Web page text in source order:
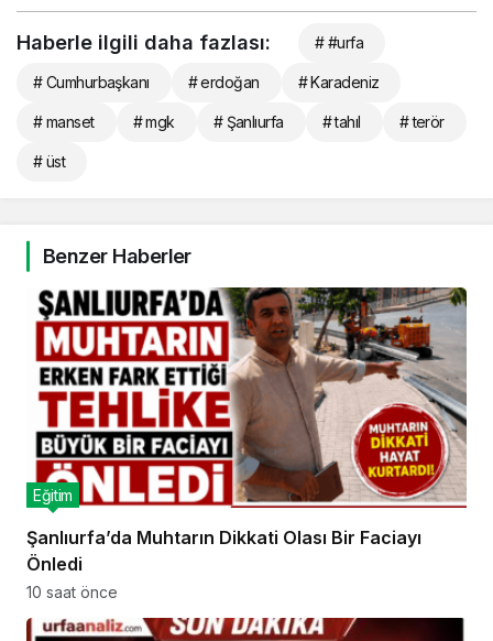
Haberle ilgili daha fazlası: # #urfa
# Cumhurbaşkanı # erdoğan # Karadeniz
# manset # mgk # Şanlıurfa # tahıl # terör
# üst
Benzer Haberler
Şanlıurfa’da Muhtarın Dikkati Olası Bir Faciayı
Önledi
Eğitim
10 saat önce